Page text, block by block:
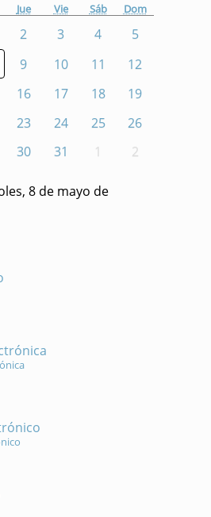
Jue Vie Sáb Dom
2 3 4
5
9 10 11
12
16 17 18
19
23 24 25
26
30 31 1 2
8 de mayo de